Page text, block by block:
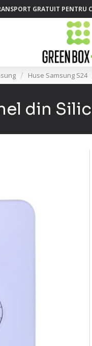
GRATUIT PENTRU
Huse Samsung S24
din